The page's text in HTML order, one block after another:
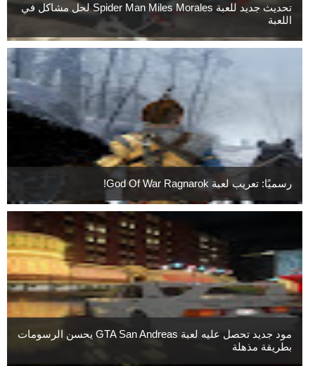
تحديث جديد للعبة Spider Man Miles Morales لحل مشاكل في
اللعبة
رسميًا: تعريب لعبة God Of War Ragnarok!
مود جديد تحصل عليه لعبة GTA San Andreas يحسن الرسومات
بطريقة مذهلة